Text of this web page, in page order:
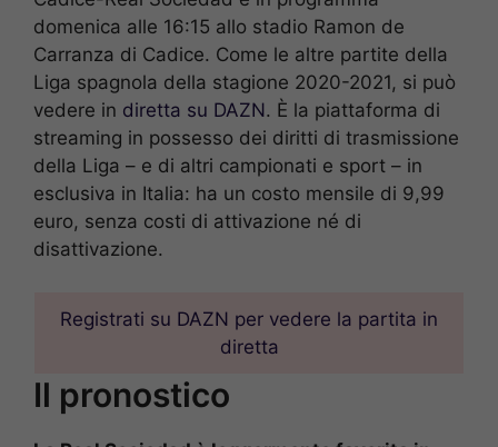
domenica alle 16:15 allo stadio Ramon de
Carranza di Cadice. Come le altre partite della
Liga spagnola della stagione 2020-2021, si può
vedere in diretta su DAZN. È la piattaforma di
streaming in possesso dei diritti di trasmissione
della Liga – e di altri campionati e sport – in
esclusiva in Italia: ha un costo mensile di 9,99
euro, senza costi di attivazione né di
disattivazione.
Registrati su DAZN per vedere la partita in
diretta
Il pronostico